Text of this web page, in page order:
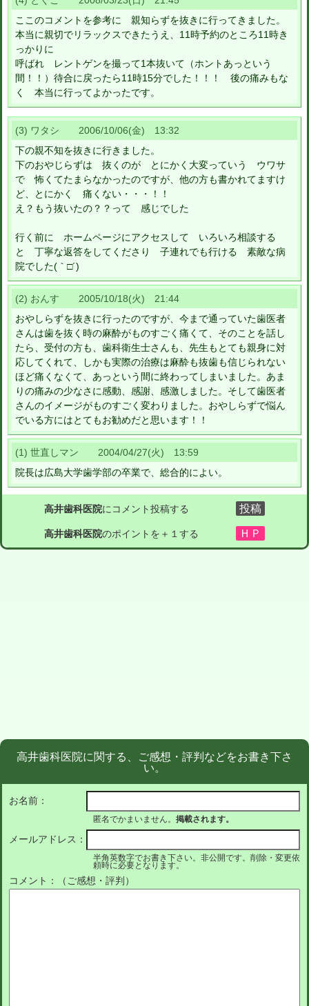
ここのコメントを参考に 親知らずを抜きに行ってきました。
本当に親切でリラックスできたうえ、11時予約のところ11時き
っかりに
呼ばれ レントゲンを撮って1本抜いて（ホントあっという
間！！）待合に戻ったら11時15分でした！！！ 後の痛みもな
く 本当に行ってよかったです。
(3) ワタシ 2006/10/06(金) 13:32
下の親不知を抜きに行きました。
下のおやじらずは 抜くのが とにかく大変っていう ウワサ
で 怖くてたまらなかったのですが、他の方も書かれてますけ
ど、とにかく 痛くない・・・！！
え？もう抜いたの？？って 感じでした
行く前に ホームページにアクセスして いろいろ相談する
と 丁寧な返答をしてくださり 子連れでも行ける 素敵な病
院でした(｀□´)
(2) おんす 2005/10/18(火) 21:44
おやしらずを抜きに行ったのですが、今まで通っていた歯医者
さんは歯を抜く時の麻酔がものすごく痛くて、そのことを話し
たら、受付の方も、歯科衛生士さんも、先生もとても親身に対
応してくれて、しかも実際の治療は麻酔も抜歯も信じられない
ほど痛くなくて、あっという間に終わってしまいました。あま
りの痛みの少なさに感動、感謝、感激しました。そして歯医者
さんのイメージがものすごく変わりました。おやしらずで悩ん
でいる方にはとてもお勧めだと思います！！
(1) 世直しマン 2004/04/27(火) 13:59
院長は広島大学歯学部の卒業で、総合的によい。
高井歯科医院にコメント投稿する
高井歯科医院のポイントを＋１する
高井歯科医院に関する、ご感想・評判などをお書き下さ
い。
お名前：
匿名でかまいません。 掲載されます。
メールアドレス：
半角英数字でお書き下さい。非公開です。削除・変更依
頼時に必要となります。
コメント：（ご感想・評判）